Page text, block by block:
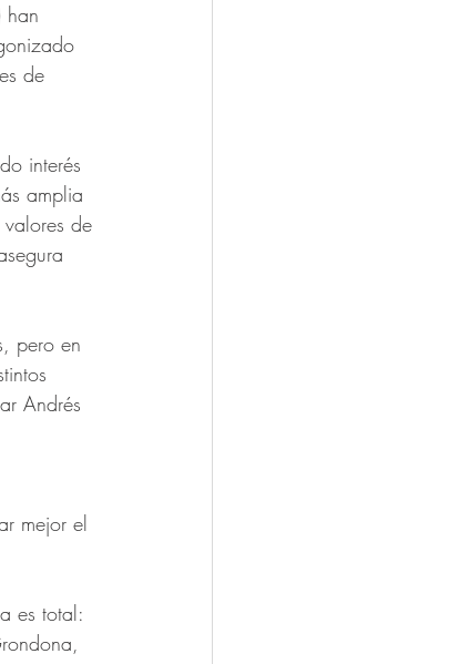
han
de
interés
amplia
de
pero en
Andrés
mejor el
es total: